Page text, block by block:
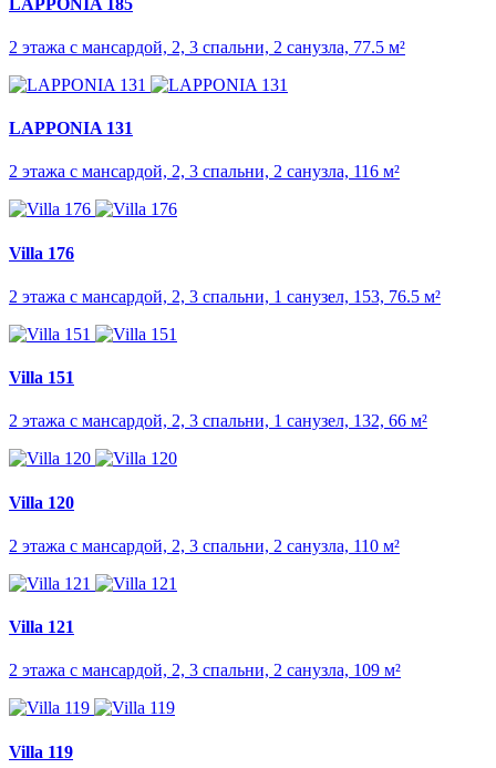
2 этажа с мансардой, 2, 3 спальни, 2 санузла, 77.5 м²
LAPPONIA 131
2 этажа с мансардой, 2, 3 спальни, 2 санузла, 116 м²
Villa 176
2 этажа с мансардой, 2, 3 спальни, 1 санузел, 153, 76.5 м²
Villa 151
2 этажа с мансардой, 2, 3 спальни, 1 санузел, 132, 66 м²
Villa 120
2 этажа с мансардой, 2, 3 спальни, 2 санузла, 110 м²
Villa 121
2 этажа с мансардой, 2, 3 спальни, 2 санузла, 109 м²
Villa 119